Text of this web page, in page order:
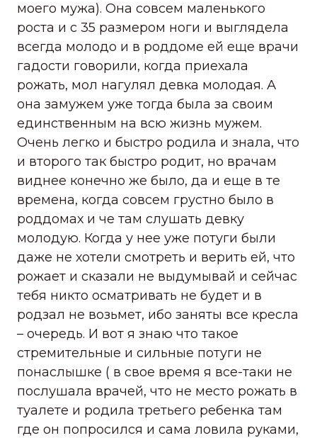
моего мужа). Она совсем маленького
роста и с 35 размером ноги и выглядела
всегда молодо и в роддоме ей еще врачи
гадости говорили, когда приехала
рожать, мол нагулял девка молодая. А
она замужем уже тогда была за своим
единственным на всю жизнь мужем.
Очень легко и быстро родила и знала, что
и второго так быстро родит, но врачам
виднее конечно же было, да и еще в те
времена, когда совсем грустно было в
роддомах и че там слушать девку
молодую. Когда у нее уже потуги были
даже не хотели смотреть и верить ей, что
рожает и сказали не выдумывай и сейчас
тебя никто осматривать не будет и в
родзал не возьмет, ибо заняты все кресла
– очередь. И вот я знаю что такое
стремительные и сильные потуги не
понаслышке ( в свое время я все-таки не
послушала врачей, что не место рожать в
туалете и родила третьего ребенка там
где он попросился и сама ловила руками,